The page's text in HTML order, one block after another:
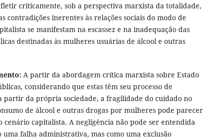
criticamente, sob a perspectiva marxista da totalidade,
contradições inerentes às relações sociais do modo de
se manifestam na escassez e na inadequação das
destinadas às mulheres usuárias de álcool e outras
A partir da abordagem crítica marxista sobre Estado
considerando que estas têm seu processo de
partir da própria sociedade, a fragilidade do cuidado no
de álcool e outras drogas por mulheres pode parecer
cenário capitalista. A negligência não pode ser entendida
uma falha administrativa, mas como uma exclusão